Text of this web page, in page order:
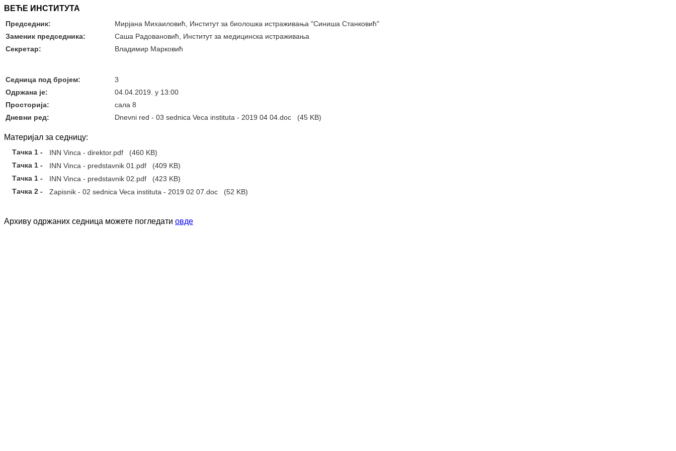
ВЕЋЕ ИНСТИТУТА
Председник:
Мирјана Михаиловић, Институт за биолошка истраживања "Синиша Станковић"
Заменик председника:
Саша Радовановић, Институт за медицинска истраживања
Секретар:
Владимир Марковић
Седница под бројем:
3
Oдржана je:
04.04.2019. у 13:00
Просторија:
сала 8
Дневни ред:
Dnevni red - 03 sednica Veca instituta - 2019 04 04.doc (45 KB)
Материјал за седницу:
Тачка 1 - INN Vinca - direktor.pdf
(460 KB)
Тачка 1 -
INN Vinca - predstavnik 01.pdf
(409 KB)
Тачка 1 -
INN Vinca - predstavnik 02.pdf
(423 KB)
Тачка 2 -
Zapisnik - 02 sednica Veca instituta - 2019 02 07.doc (52 KB)
Архиву одржаних седница можете погледати овде